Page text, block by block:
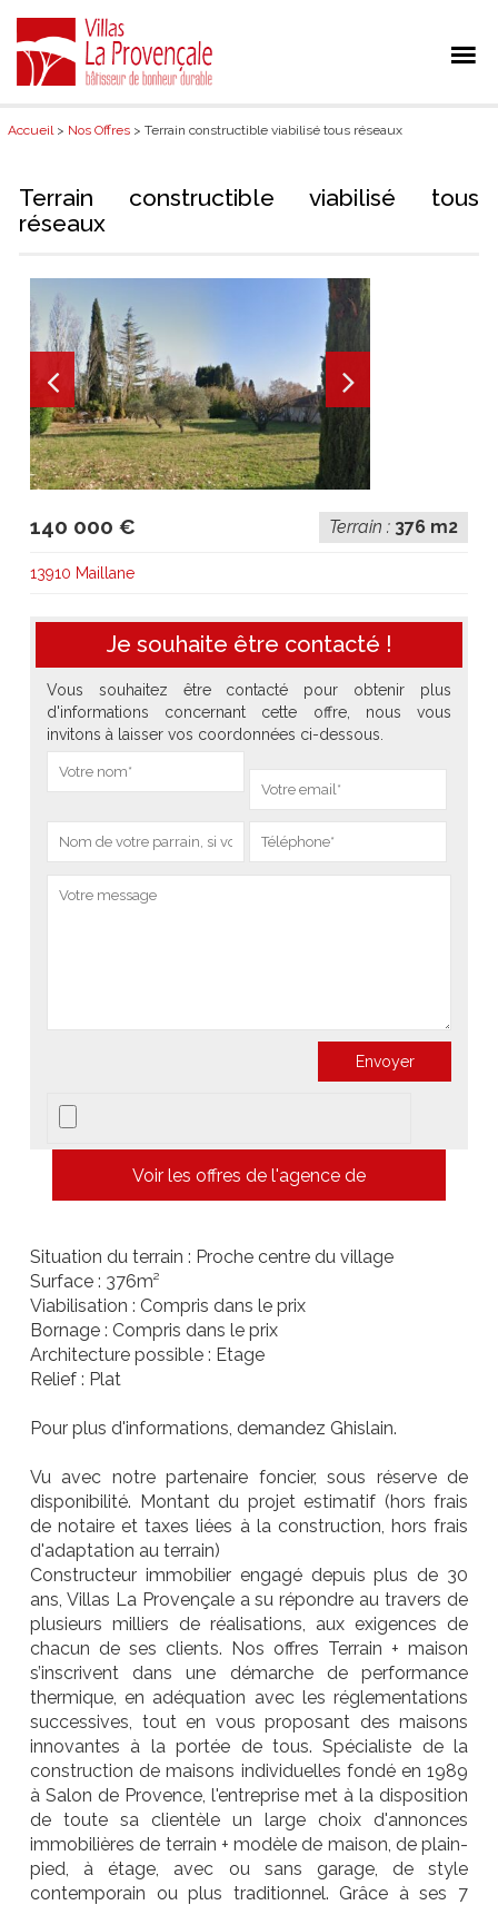
Accueil> Nos Offres > Terrain constructible viabilisé tous réseaux
Terrain constructible viabilisé tous
réseaux
140 000 € Terrain : 376 m2
13910 Maillane
Je souhaite être contacté !
Vous souhaitez être contacté pour obtenir plus
d'informations concernant cette offre, nous vous
invitons à laisser vos coordonnées ci-dessous.
Voir les offres de l'agence de
Situation du terrain : Proche centre du village
Surface : 376m²
Viabilisation : Compris dans le prix
Bornage : Compris dans le prix
Architecture possible : Etage
Relief : Plat
Pour plus d'informations, demandez Ghislain.
Vu avec notre partenaire foncier, sous réserve de
disponibilité. Montant du projet estimatif (hors frais
de notaire et taxes liées à la construction, hors frais
d'adaptation au terrain)
Constructeur immobilier engagé depuis plus de 30
ans, Villas La Provençale a su répondre au travers de
plusieurs milliers de réalisations, aux exigences de
chacun de ses clients. Nos offres Terrain + maison
s’inscrivent dans une démarche de performance
thermique, en adéquation avec les réglementations
successives, tout en vous proposant des maisons
innovantes à la portée de tous. Spécialiste de la
construction de maisons individuelles fondé en 1989
à Salon de Provence, l'entreprise met à la disposition
de toute sa clientèle un large choix d'annonces
immobilières de terrain + modèle de maison, de plain-
pied, à étage, avec ou sans garage, de style
contemporain ou plus traditionnel. Grâce à ses 7